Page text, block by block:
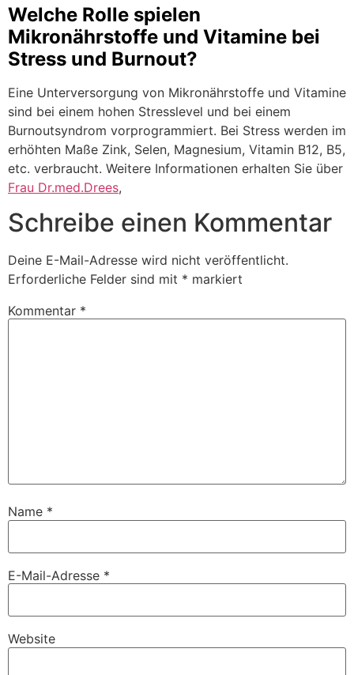
Welche Rolle spielen
Mikronährstoffe und Vitamine bei
Stress und Burnout?
Eine Unterversorgung von Mikronährstoffe und Vitamine
sind bei einem hohen Stresslevel und bei einem
Burnoutsyndrom vorprogrammiert. Bei Stress werden im
erhöhten Maße Zink, Selen, Magnesium, Vitamin B12, B5,
etc. verbraucht. Weitere Informationen erhalten Sie über
Frau Dr.med.Drees,
Schreibe einen Kommentar
Deine E-Mail-Adresse wird nicht veröffentlicht.
Erforderliche Felder sind mit * markiert
Kommentar *
Name *
E-Mail-Adresse *
Website